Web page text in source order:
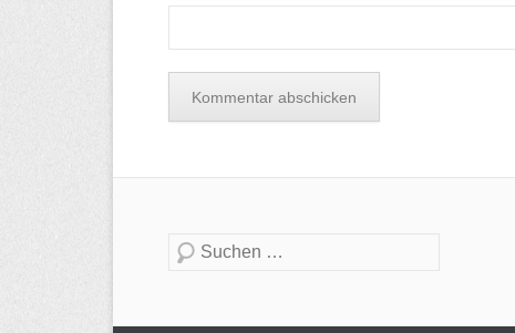
Suche